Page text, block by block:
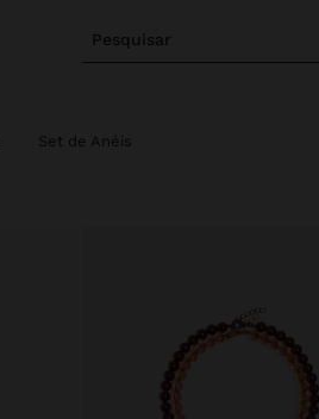
Pesquisar
Set de Anéis